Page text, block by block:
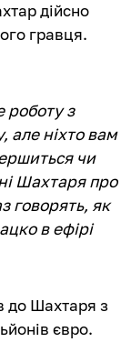
дійсно
гравця.
роботу з
але ніхто вам
чи
Шахтаря про
говорять, як
в ефірі
до Шахтаря з
євро.